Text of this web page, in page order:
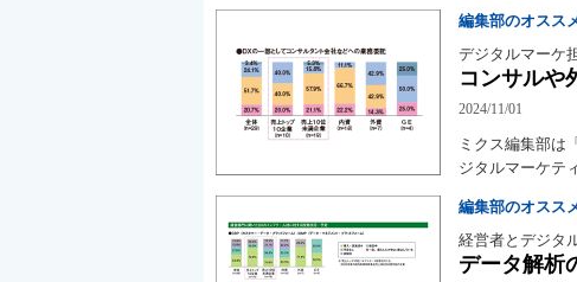
編集部のオスス
デジタルマーケ
コンサルや
2024/11/01
ミクス編集部は
ジタルマーケテ
編集部のオスス
経営者とデジタ
データ解析